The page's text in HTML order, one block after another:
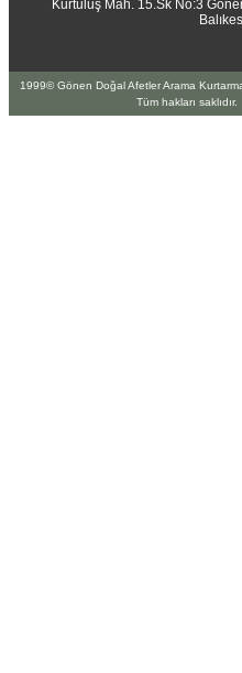
Kurtuluş Mah. 15.Sk No:3
1999© Gönen Doğal Afetler Arama
Tüm hakları saklıdır.